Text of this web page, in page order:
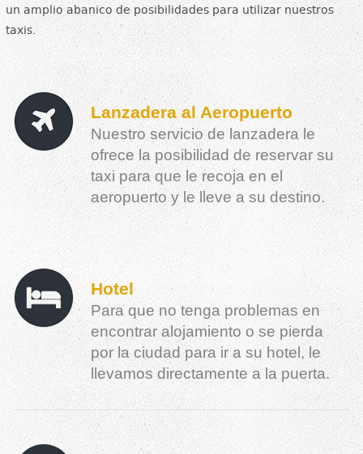
un amplio abanico de posibilidades para utilizar nuestros
taxis.
Lanzadera al Aeropuerto
Nuestro servicio de lanzadera le
ofrece la posibilidad de reservar su
taxi para que le recoja en el
aeropuerto y le lleve a su destino.
Hotel
Para que no tenga problemas en
encontrar alojamiento o se pierda
por la ciudad para ir a su hotel, le
llevamos directamente a la puerta.